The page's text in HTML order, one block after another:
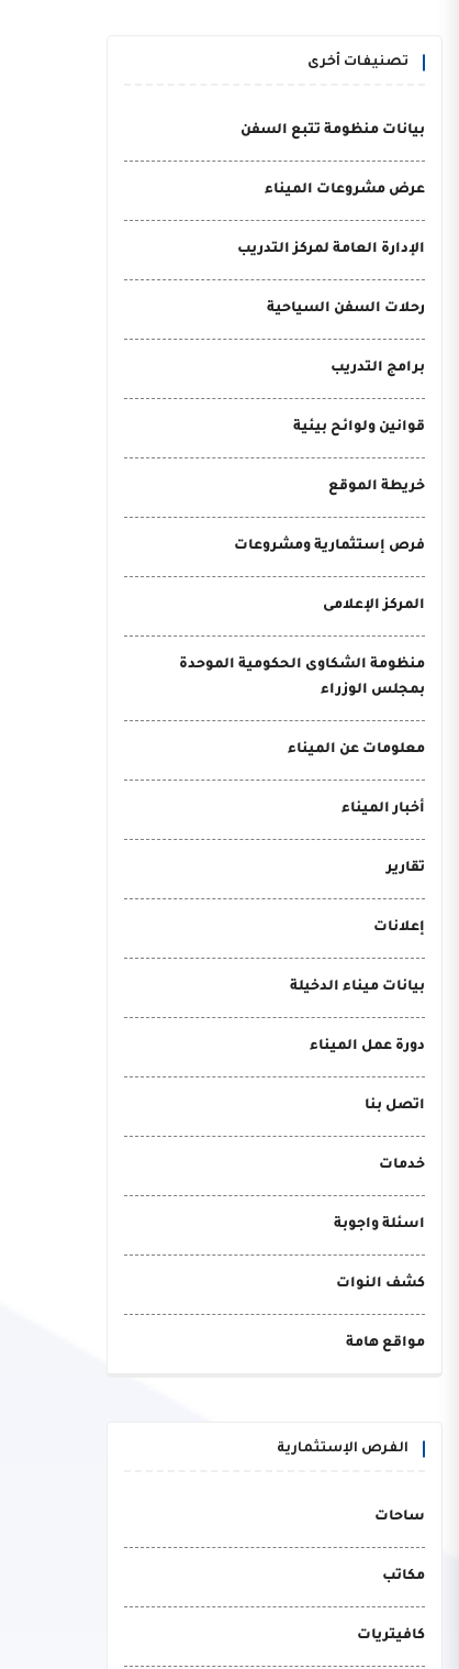
تصنيفات أخرى
بيانات منظومة تتبع السفن
عرض مشروعات الميناء
الإدارة العامة لمركز التدريب
رحلات السفن السياحية
برامج التدريب
قوانين ولوائح بيئية
خريطة الموقع
فرص إستثمارية ومشروعات
المركز الإعلامى
منظومة الشكاوى الحكومية الموحدة
بمجلس الوزراء
معلومات عن الميناء
أخبار الميناء
تقارير
إعلانات
بيانات ميناء الدخيلة
دورة عمل الميناء
اتصل بنا
خدمات
اسئلة واجوبة
كشف النوات
مواقع هامة
الفرص الإستثمارية
ساحات
مكاتب
كافيتريات